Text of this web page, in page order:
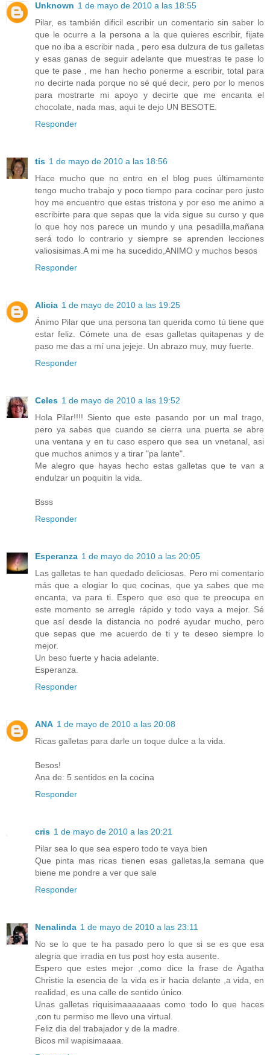
Unknown 1 de mayo de 2010 a las 18:55
Pilar, es también dificil escribir un comentario sin saber lo
que le ocurre a la persona a la que quieres escribir, fijate
que no iba a escribir nada , pero esa dulzura de tus galletas
y esas ganas de seguir adelante que muestras te pase lo
que te pase , me han hecho ponerme a escribir, total para
no decirte nada porque no sé qué decir, pero por lo menos
para mostrarte mi apoyo y decirte que me encanta el
chocolate, nada mas, aqui te dejo UN BESOTE.
Responder
tis 1 de mayo de 2010 a las 18:56
Hace mucho que no entro en el blog pues últimamente
tengo mucho trabajo y poco tiempo para cocinar pero justo
hoy me encuentro que estas tristona y por eso me animo a
escribirte para que sepas que la vida sigue su curso y que
lo que hoy nos parece un mundo y una pesadilla,mañana
será todo lo contrario y siempre se aprenden lecciones
valiosisimas.A mi me ha sucedido,ANIMO y muchos besos
Responder
Alicia 1 de mayo de 2010 a las 19:25
Ánimo Pilar que una persona tan querida como tú tiene que
estar feliz. Cómete una de esas galletas quitapenas y de
paso me das a mí una jejeje. Un abrazo muy, muy fuerte.
Responder
Celes 1 de mayo de 2010 a las 19:52
Hola Pilar!!!! Siento que este pasando por un mal trago,
pero ya sabes que cuando se cierra una puerta se abre
una ventana y en tu caso espero que sea un vnetanal, asi
que muchos animos y a tirar "pa lante".
Me alegro que hayas hecho estas galletas que te van a
endulzar un poquitin la vida.
Bsss
Responder
Esperanza 1 de mayo de 2010 a las 20:05
Las galletas te han quedado deliciosas. Pero mi comentario
más que a elogiar lo que cocinas, que ya sabes que me
encanta, va para ti. Espero que eso que te preocupa en
este momento se arregle rápido y todo vaya a mejor. Sé
que así desde la distancia no podré ayudar mucho, pero
que sepas que me acuerdo de ti y te deseo siempre lo
mejor.
Un beso fuerte y hacia adelante.
Esperanza.
Responder
ANA 1 de mayo de 2010 a las 20:08
Ricas galletas para darle un toque dulce a la vida.
Besos!
Ana de: 5 sentidos en la cocina
Responder
cris 1 de mayo de 2010 a las 20:21
Pilar sea lo que sea espero todo te vaya bien
Que pinta mas ricas tienen esas galletas,la semana que
biene me pondre a ver que sale
Responder
Nenalinda 1 de mayo de 2010 a las 23:11
No se lo que te ha pasado pero lo que si se es que esa
alegria que irradia en tus post hoy esta ausente.
Espero que estes mejor ,como dice la frase de Agatha
Christie la esencia de la vida es ir hacia delante ,a vida, en
realidad, es una calle de sentido único.
Unas galletas riquisimaaaaaaas como todo lo que haces
,con tu permiso me llevo una virtual.
Feliz dia del trabajador y de la madre.
Bicos mil wapisimaaaa.